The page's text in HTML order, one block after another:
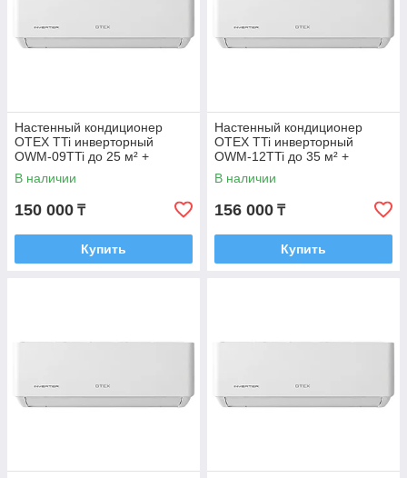
Настенный кондиционер
OTEX TTi инверторный
OWM-09TTi до 25 м² +
монтажный комплект
В наличии
150 000 ₸
Купить
Настенный кондиционер
OTEX TTi инверторный
OWM-12TTi до 35 м² +
монтажный комплект
В наличии
156 000 ₸
Купить